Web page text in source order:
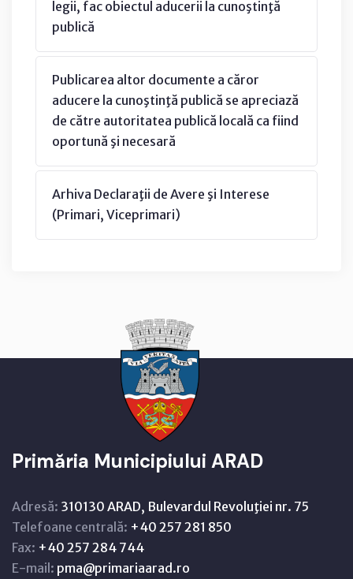
legii, fac obiectul aducerii la cunoştinţă
publică
Publicarea altor documente a căror
aducere la cunoştinţă publică se apreciază
de către autoritatea publică locală ca fiind
oportună şi necesară
Arhiva Declaraţii de Avere şi Interese
(Primari, Viceprimari)
Primăria Municipiului ARAD
Adresă: 310130 ARAD, Bulevardul Revoluţiei nr. 75
Telefoane centrală: +40 257 281 850
Fax: +40 257 284 744
E-mail: pma@primariaarad.ro